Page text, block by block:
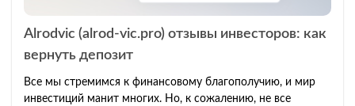
Alrodvic (alrod-vic.pro) отзывы инвесторов: как
вернуть депозит
Все мы стремимся к финансовому благополучию, и мир
инвестиций манит многих. Но, к сожалению, не все